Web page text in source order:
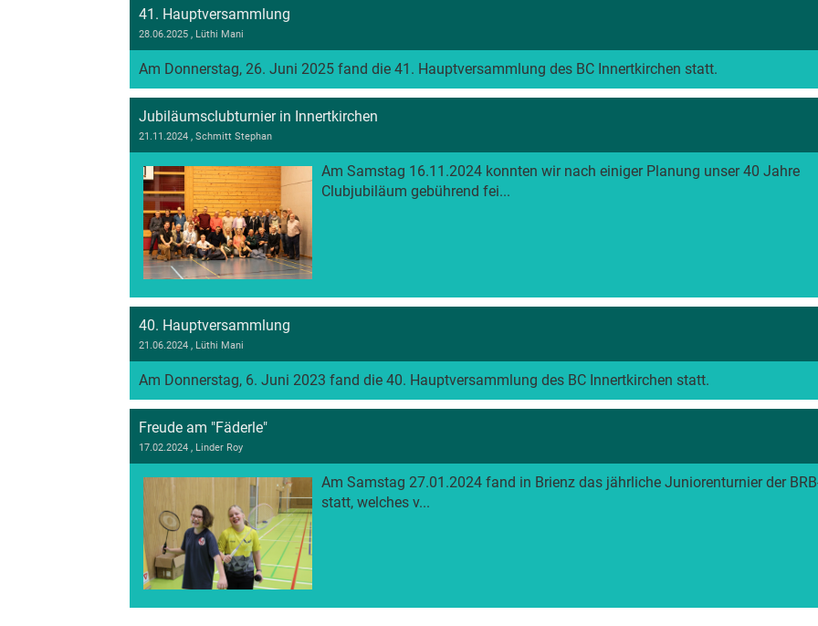
41. Hauptversammlung
28.06.2025 , Lüthi Mani
Am Donnerstag, 26. Juni 2025 fand die 41. Hauptversammlung des BC Innertkirchen statt.
Jubiläumsclubturnier in Innertkirchen
21.11.2024 , Schmitt Stephan
Am Samstag 16.11.2024 konnten wir nach einiger Planung unser 40 Jahre
Clubjubiläum gebührend fei...
40. Hauptversammlung
21.06.2024 , Lüthi Mani
Am Donnerstag, 6. Juni 2023 fand die 40. Hauptversammlung des BC Innertkirchen statt.
Freude am "Fäderle"
17.02.2024 , Linder Roy
Am Samstag 27.01.2024 fand in Brienz das jährliche Juniorenturnier der
statt, welches v...